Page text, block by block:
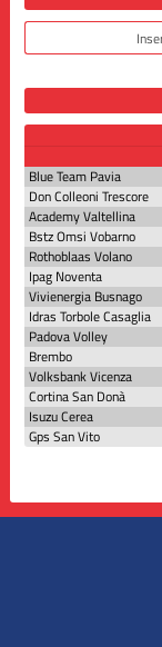
Blue Team Pavia
Don Colleoni Trescore
Academy Valtellina
Bstz Omsi Vobarno
Rothoblaas Volano
Ipag Noventa
Vivienergia Busnago
Idras Torbole Casaglia
Padova Volley
Brembo
Volksbank Vicenza
Cortina San Donà
Isuzu Cerea
Gps San Vito